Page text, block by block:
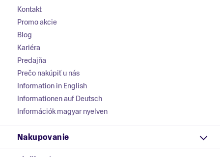
Kontakt
Promo akcie
Blog
Kariéra
Predajňa
Prečo nakúpiť u nás
Information in English
Informationen auf Deutsch
Információk magyar nyelven
Nakupovanie